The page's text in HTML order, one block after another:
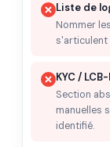
Liste de
Nommer
s'articulent
KYC /
Section
manuelles
identifié.